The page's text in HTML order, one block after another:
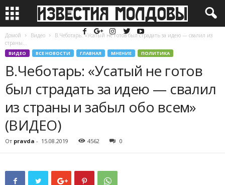
Домой Видео
В.Чеботарь: «Усатый не готов был страдать за идею — свалил из
страны...
ВИДЕО ВСЕ НОВОСТИ ГЛАВНАЯ МНЕНИЕ ПОЛИТИКА
В.Чеботарь: «Усатый не готов
был страдать за идею — свалил
из страны и забыл обо всем»
(ВИДЕО)
От pravda - 15.08.2019 4562 0